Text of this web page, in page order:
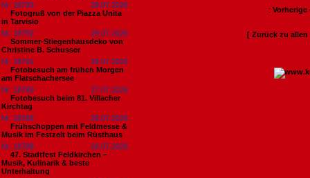
Nr. 18793
29.07.2026
Fotogruß von der Piazza Unita
in Tarvisio
Nr. 18792
29.07.2026
Sommer-Stiegenhausdeko von
Christine B. Schusser
Nr. 18791
29.07.2026
Fotobesuch am frühen Morgen
am Flatschachersee
Nr. 18790
27.07.2026
Fotobesuch beim 81. Villacher
Kirchtag
Nr. 18789
26.07.2026
Frühschoppen mit Feldmesse &
Musik im Festzelt beim Rüsthaus
Nr. 18788
26.07.2026
47. Stadtfest Feldkirchen –
Musik, Kulinarik & beste
Unterhaltung
:Vorherige
[ Zurück zu